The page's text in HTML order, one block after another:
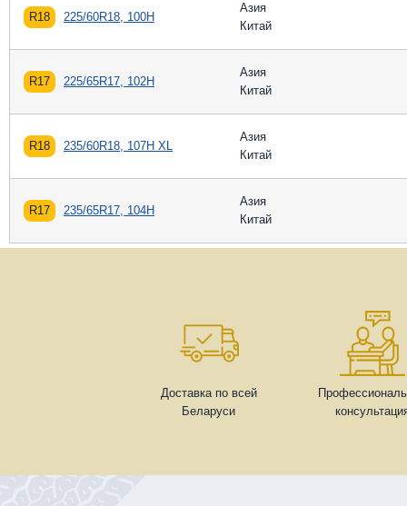
R18 225/60R18, 100H
Азия
Китай
R17 225/65R17, 102H
Азия
Китай
R18 235/60R18, 107H XL
Азия
Китай
R17 235/65R17, 104H
Азия
Китай
Доставка по всей
Беларуси